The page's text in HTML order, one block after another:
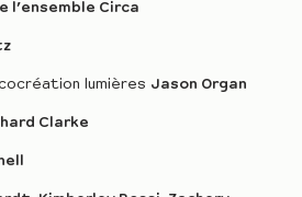
l’ensemble Circa
lumières Jason Organ
Clarke